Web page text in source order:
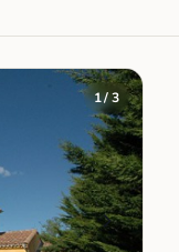
1 / 3